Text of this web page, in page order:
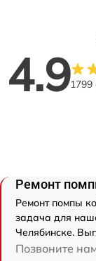
4.91799
Ремонт
Ремонт помпы
задача для
Челябинске.
Позвоните